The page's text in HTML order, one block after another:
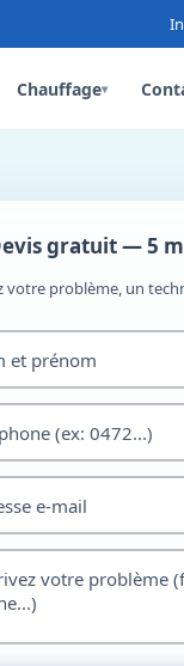
Chauffage▾
gratuit — 5
votre problème, un